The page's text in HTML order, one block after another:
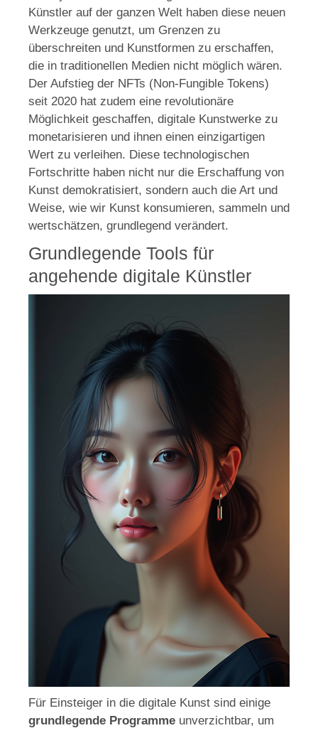
Künstler auf der ganzen Welt haben diese neuen
Werkzeuge genutzt, um Grenzen zu
überschreiten und Kunstformen zu erschaffen,
die in traditionellen Medien nicht möglich wären.
Der Aufstieg der NFTs (Non-Fungible Tokens)
seit 2020 hat zudem eine revolutionäre
Möglichkeit geschaffen, digitale Kunstwerke zu
monetarisieren und ihnen einen einzigartigen
Wert zu verleihen. Diese technologischen
Fortschritte haben nicht nur die Erschaffung von
Kunst demokratisiert, sondern auch die Art und
Weise, wie wir Kunst konsumieren, sammeln und
wertschätzen, grundlegend verändert.
Grundlegende Tools für
angehende digitale Künstler
Für Einsteiger in die digitale Kunst sind einige
grundlegende Programme unverzichtbar, um